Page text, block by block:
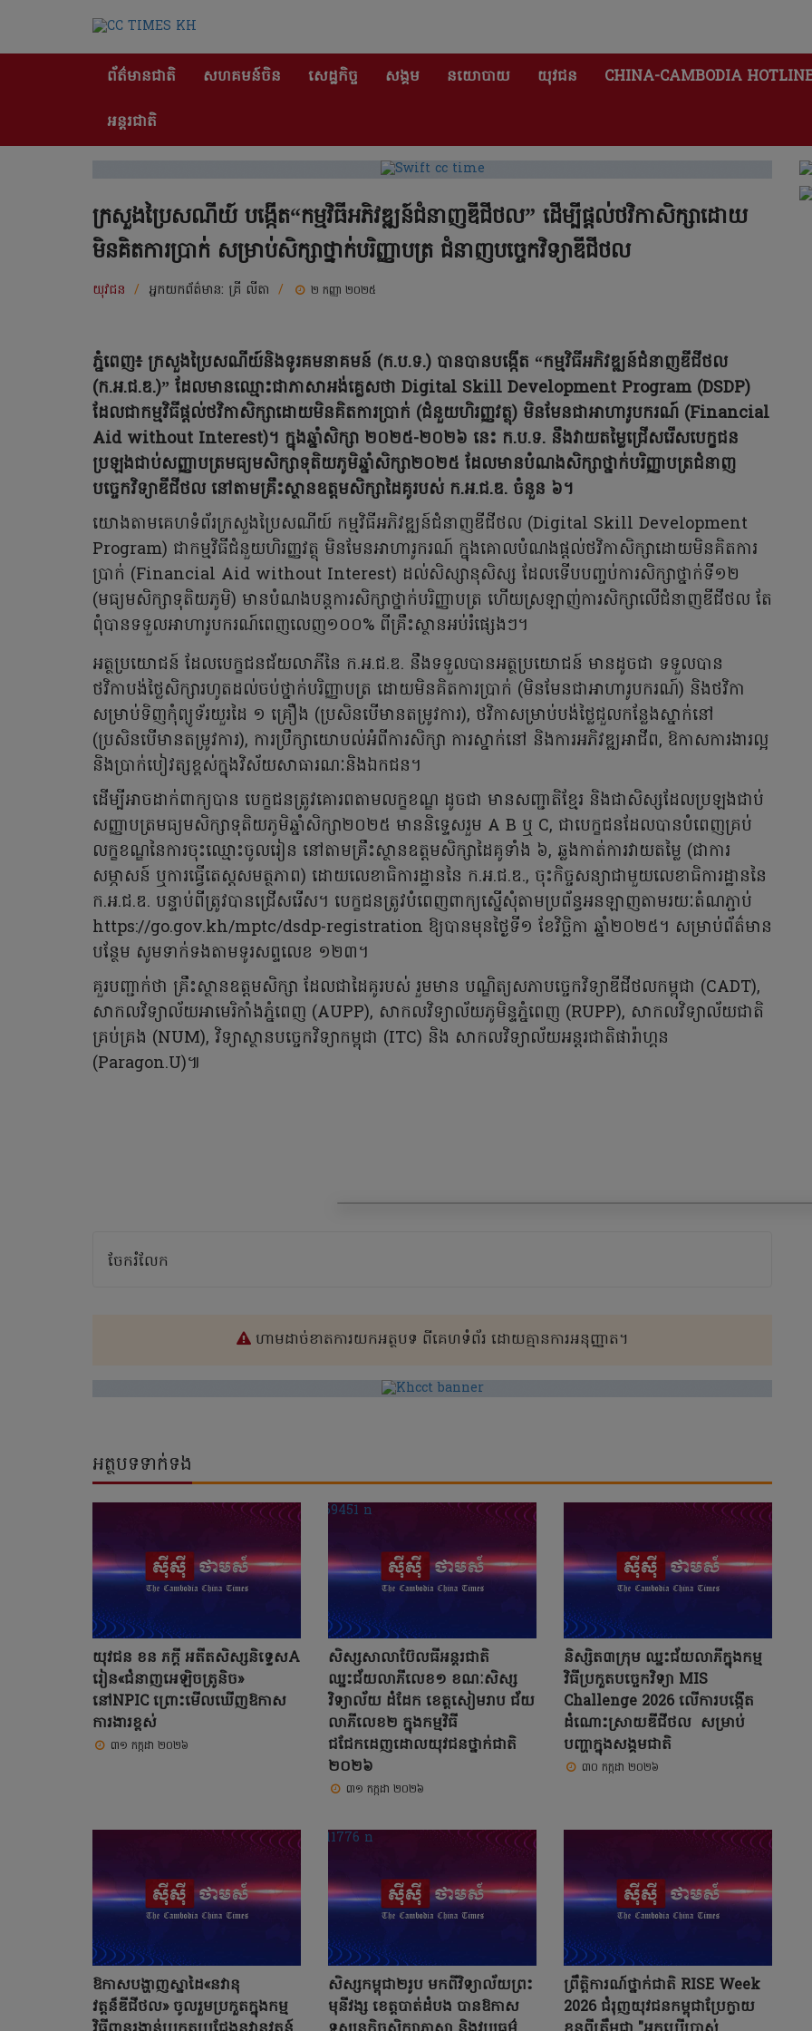
ព័ត៌មានជាតិ សហគមន៍ចិន សេដ្ឋកិច្ច សង្គម នយោបាយ យុវជន CHINA-CAMBODIA
អន្តរជាតិ
ក្រសួងប្រៃសណីយ៍ ​បង្កើត“កម្មវិធីអភិវឌ្ឍន៍ជំនាញឌីជីថល” ដើម្បីផ្តល់ថវិកាសិក្សាដោយ
មិនគិតការប្រាក់ សម្រាប់សិក្សាថ្នាក់បរិញ្ញាបត្រ ជំនាញបច្ចេកវិទ្យាឌីជីថល
យុវជន / អ្នកយកព័ត៌មាន: គ្រី លីតា / ២ កញ្ញា ២០២៥
ភ្នំពេញ៖ ក្រសួងប្រៃសណីយ៍និងទូរគមនាគមន៍ (ក.ប.ទ.) បានបានបង្កើត “កម្មវិធីអភិវឌ្ឍន៍ជំនាញឌីជីថល
(ក.អ.ជ.ឌ.)” ដែលមានឈ្មោះជាភាសាអង់គ្លេសថា Digital Skill Development Program (DSDP)
ដែលជាកម្មវិធីផ្តល់ថវិកាសិក្សាដោយមិនគិតការប្រាក់ (ជំនួយហិរញ្ញវត្ថុ) មិនមែនជាអាហារូបករណ៍ (Financial
Aid without Interest)។ ក្នុងឆ្នាំសិក្សា ២០២៥-២០២៦ នេះ ក.ប.ទ. នឹងវាយតម្លៃជ្រើសរើសបេក្ខជន
ប្រឡងជាប់សញ្ញាបត្រមធ្យមសិក្សាទុតិយភូមិឆ្នាំសិក្សា២០២៥ ដែលមានបំណងសិក្សាថ្នាក់បរិញ្ញាបត្រជំនាញ
បច្ចេកវិទ្យាឌីជីថល នៅតាមគ្រឹះស្ថានឧត្តមសិក្សាដៃគូរបស់ ក.អ.ជ.ឌ. ចំនួន ៦។
យោងតាមគេហទំព័រក្រសួងប្រៃសណីយ៍ កម្មវិធីអភិវឌ្ឍន៍ជំនាញឌីជីថល (Digital Skill Development
Program) ជាកម្មវិធីជំនួយហិរញ្ញវត្ថុ មិនមែនអាហារូករណ៍ ក្នុងគោលបំណងផ្តល់ថវិកាសិក្សាដោយមិនគិតការ
ប្រាក់ (Financial Aid without Interest) ដល់សិស្សានុសិស្ស ដែលទើបបញ្ចប់ការសិក្សាថ្នាក់ទី១២
(មធ្យមសិក្សាទុតិយភូមិ) មានបំណងបន្តការសិក្សាថ្នាក់បរិញ្ញាបត្រ ហើយស្រឡាញ់ការសិក្សាលើជំនាញឌីជីថល តែ
ពុំបានទទួលអាហារូបករណ៍ពេញលេញ១០០% ពីគ្រឹះស្ថានអប់រំផ្សេងៗ។
អត្ថប្រយោជន៍ ដែលបេក្ខជនជ័យលាភីនៃ ក.អ.ជ.ឌ. នឹងទទួលបានអត្ថប្រយោជន៍ មានដូចជា ទទួលបាន
ថវិកាបង់ថ្លៃសិក្សារហូតដល់ចប់ថ្នាក់បរិញ្ញាបត្រ ដោយមិនគិតការប្រាក់ (មិនមែនជាអាហារូបករណ៍) និងថវិកា
សម្រាប់ទិញកុំព្យូទ័រយួរដៃ ១ គ្រឿង (ប្រសិនបើមានតម្រូវការ), ថវិកាសម្រាប់បង់ថ្លៃជួលកន្លែងស្នាក់នៅ
(ប្រសិនបើមានតម្រូវការ), ការប្រឹក្សាយោបល់អំពីការសិក្សា ការស្នាក់នៅ និងការអភិវឌ្ឍអាជីព, ឱកាសការងារល្អ
និងប្រាក់បៀវត្សខ្ពស់ក្នុងវិស័យសាធារណៈនិងឯកជន។
ដើម្បីអាចដាក់ពាក្យបាន បេក្ខជនត្រូវគោរពតាមលក្ខខណ្ឌ ដូចជា មានសញ្ជាតិខ្មែរ និងជាសិស្សដែលប្រឡងជាប់
សញ្ញាបត្រមធ្យមសិក្សាទុតិយភូមិឆ្នាំសិក្សា២០២៥ មាននិទ្ទេសរួម A B ឬ C, ជាបេក្ខជនដែលបានបំពេញគ្រប់
លក្ខខណ្ឌនៃការចុះឈ្មោះចូលរៀន នៅតាមគ្រឹះស្ថានឧត្ដមសិក្សាដៃគូទាំង ៦, ឆ្លងកាត់ការវាយតម្លៃ (ជាការ
សម្ភាសន៍ ឬការធ្វើតេស្តសមត្ថភាព) ដោយលេខាធិការដ្ឋាននៃ ក.អ.ជ.ឌ., ចុះកិច្ចសន្យាជាមួយលេខាធិការដ្ឋាននៃ
ក.អ.ជ.ឌ. បន្ទាប់ពីត្រូវបានជ្រើសរើស។ បេក្ខជនត្រូវបំពេញពាក្យស្នើសុំតាមប្រព័ន្ធអនឡាញតាមរយៈតំណភ្ជាប់
https://go.gov.kh/mptc/dsdp-registration ឱ្យបានមុនថ្ងៃទី១ ខែវិច្ឆិកា ឆ្នាំ២០២៥។ សម្រាប់ព័ត៌មាន
បន្ថែម សូមទាក់ទងតាមទូរសព្ទលេខ ១២៣។
គួរបញ្ជាក់ថា គ្រឹះស្ថានឧត្តមសិក្សា ដែលជាដៃគូរបស់ រួមមាន បណ្ឌិត្យសភាបច្ចេកវិទ្យាឌីជីថលកម្ពុជា (CADT),
សាកលវិទ្យាល័យអាមេរិកាំងភ្នំពេញ (AUPP), សាកលវិទ្យាល័យភូមិន្ទភ្នំពេញ (RUPP), សាកលវិទ្យាល័យជាតិ
គ្រប់គ្រង (NUM), វិទ្យាស្ថានបច្ចេកវិទ្យាកម្ពុជា (ITC) និង សាកលវិទ្យាល័យអន្តរជាតិផារ៉ាហ្គន
(Paragon.U)៕
ចែករំលែក
ហាមដាច់ខាតការយកអត្ថបទ ពីគេហទំព័រ ដោយគ្មានការអនុញ្ញាត។
អត្ថបទទាក់ទង
យុវជន ខន ភក្តី អតីតសិស្សនិទ្ទេសA
រៀន«ជំនាញអេឡិចត្រូនិច»
នៅNPIC ព្រោះមើលឃើញឱកាស
ការងារខ្ពស់
៣១ កក្កដា ២០២៦
សិស្សសាលាប៊ែលធីអន្តរជាតិ
ឈ្នះជ័យលាភីលេខ១ ខណៈសិស្ស
វិទ្យាល័យ ដំដែក ខេត្តសៀមរាប ជ័យ
លាភីលេខ២ ក្នុងកម្មវិធី
ជជែកដេញដោលយុវជនថ្នាក់ជាតិ
២០២៦
៣១ កក្កដា ២០២៦
និស្សិត៣ក្រុម ឈ្នះជ័យលាភីក្នុងកម្ម
វិធីប្រកួតបច្ចេកវិទ្យា MIS
Challenge 2026 លើការបង្កើត
ដំណោះស្រាយឌីជីថល សម្រាប់
បញ្ហាក្នុងសង្គមជាតិ
៣០ កក្កដា ២០២៦
ឱកាសបង្ហាញស្នាដៃ«នវានុ
វត្តន៏ឌីជីថល» ចូលរួមប្រកួតក្នុងកម្ម
សិស្សកម្ពុជា២រូប មកពីវិទ្យាល័យព្រះ
មុនីវង្ស ខេត្តបាត់ដំបង បានឱកាស
ព្រឹត្តិការណ៍ថ្នាក់ជាតិ RISE Week
2026 ជំរុញយុវជនកម្ពុជាប្រែក្លាយ